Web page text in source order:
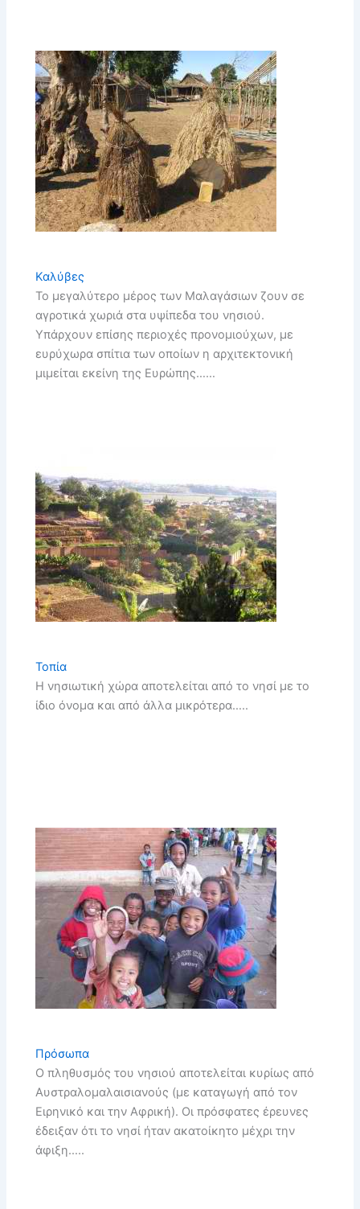
Καλύβες
Το μεγαλύτερο μέρος των Μαλαγάσιων ζουν σε
αγροτικά χωριά στα υψίπεδα του νησιού.
Υπάρχουν επίσης περιοχές προνομιούχων, με
ευρύχωρα σπίτια των οποίων η αρχιτεκτονική
μιμείται εκείνη της Ευρώπης……
Τοπία
Η νησιωτική χώρα αποτελείται από το νησί με το
ίδιο όνομα και από άλλα μικρότερα…..
Πρόσωπα
Ο πληθυσμός του νησιού αποτελείται κυρίως από
Αυστραλομαλαισιανούς (με καταγωγή από τον
Ειρηνικό και την Αφρική). Οι πρόσφατες έρευνες
έδειξαν ότι το νησί ήταν ακατοίκητο μέχρι την
άφιξη…..